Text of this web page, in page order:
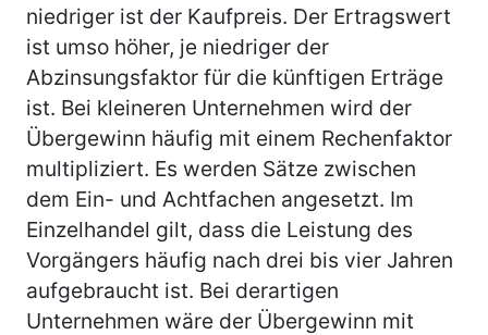
niedriger ist der Kaufpreis. Der Ertragswert
ist umso höher, je niedriger der
Abzinsungsfaktor für die künftigen Erträge
ist. Bei kleineren Unternehmen wird der
Übergewinn häufig mit einem Rechenfaktor
multipliziert. Es werden Sätze zwischen
dem Ein- und Achtfachen angesetzt. Im
Einzelhandel gilt, dass die Leistung des
Vorgängers häufig nach drei bis vier Jahren
aufgebraucht ist. Bei derartigen
Unternehmen wäre der Übergewinn mit